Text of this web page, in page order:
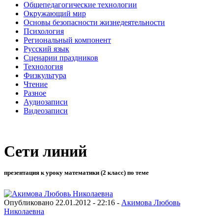
Общепедагогические технологии
Окружающий мир
Основы безопасности жизнедеятельности
Психология
Региональный компонент
Русский язык
Сценарии праздников
Технология
Физкультура
Чтение
Разное
Аудиозаписи
Видеозаписи
Сети линий
презентация к уроку математики (2 класс) по теме
Опубликовано 22.01.2012 - 22:16 - Акимова Любовь
Николаевна